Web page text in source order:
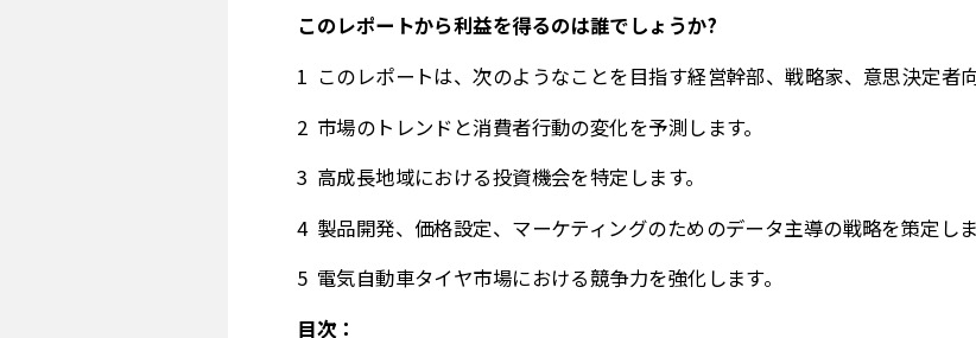
このレポートから利益を得るのは誰でしょうか?
このレポートは、次のようなことを目指す経営幹部、戦略家、意思決定者
市場のトレンドと消費者行動の変化を予測します。
高成長地域における投資機会を特定します。
製品開発、価格設定、マーケティングのためのデータ主導の戦略を策定しま
電気自動車タイヤ市場における競争力を強化します。
目次：